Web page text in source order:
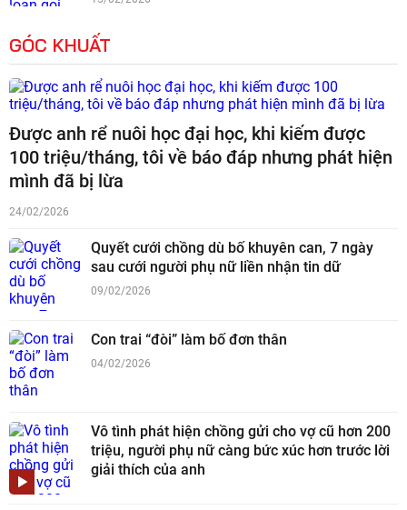
GÓC KHUẤT
Được anh rể nuôi học đại học, khi kiếm được
100 triệu/tháng, tôi về báo đáp nhưng phát hiện
mình đã bị lừa
24/02/2026
Quyết cưới chồng dù bố khuyên can, 7 ngày
sau cưới người phụ nữ liền nhận tin dữ
09/02/2026
Con trai “đòi” làm bố đơn thân
04/02/2026
Vô tình phát hiện chồng gửi cho vợ cũ hơn 200
triệu, người phụ nữ càng bức xúc hơn trước lời
giải thích của anh